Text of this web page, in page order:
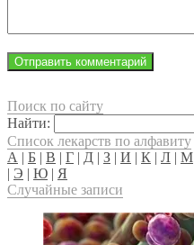
Поиск по сайту
Найти:
Список лекарств по алфавиту
А | Б | В | Г | Д | З | И | К | Л | М
| Э | Ю | Я
Случайные записи